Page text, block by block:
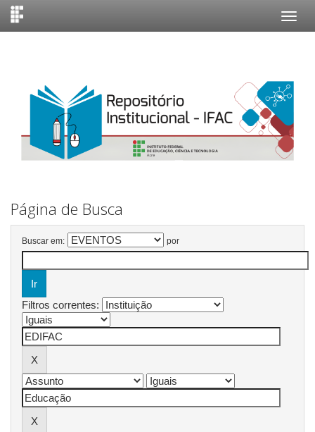
Página de Busca
Buscar em: por
Filtros correntes: